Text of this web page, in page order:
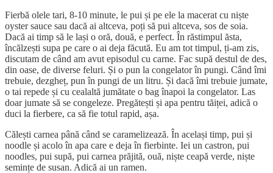
Fierbă olele tari, 8-10 minute, le pui și pe ele la macerat cu niște
oyster sauce sau dacă ai altceva, poți să pui altceva, sos de soia.
Dacă ai timp să le lași o oră, două, e perfect. În răstimpul ăsta,
încălzești supa pe care o ai deja făcută. Eu am tot timpul, ți-am zis,
discutam de când am avut episodul cu carne. Fac supă destul de des,
din oase, de diverse feluri. Și o pun la congelator în pungi. Când îmi
trebuie, dezgheț, pun în pungi de un litru. Și dacă îmi trebuie jumate,
o tai repede și cu cealaltă jumătate o bag înapoi la congelator. Las
doar jumate să se congeleze. Pregătești și apa pentru tăiței, adică o
duci la fierbere, ca să fie totul rapid, așa.
Călești carnea până când se caramelizează. În același timp, pui și
noodle și acolo în apa care e deja în fierbinte. Iei un castron, pui
noodles, pui supă, pui carnea prăjită, ouă, niște ceapă verde, niște
semințe de susan. Adică ai un ramen.